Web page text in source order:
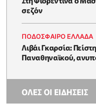
σεζόν
ΠΟΔΟΣΦΑΙΡΟ ΕΛΛΑΔΑ
Λιβάι Γκαρσία:
Παναθηναϊκού,
ΟΛΕΣ ΟΙ ΕΙΔΗΣΕΙΣ